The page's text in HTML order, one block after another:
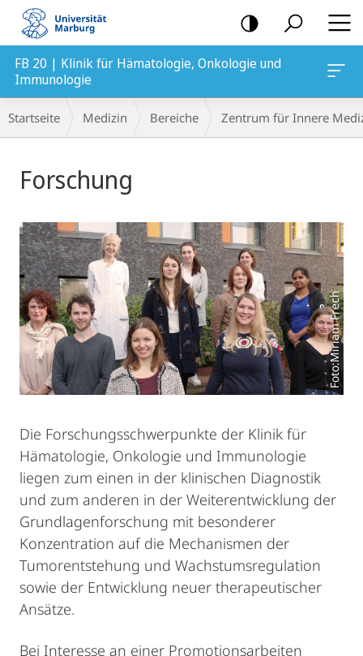
Mobile-
Navigation
FB 20 | Klinik für Hämatologie, Onkologie und
Immunologie
Breadcrumb-
Navigation
Startseite Medizin Bereiche Zentrum für Innere
Forschung
Foto:Miriam Frech
Die Forschungsschwerpunkte der Klinik für
Hämatologie, Onkologie und Immunologie
liegen zum einen in der klinischen Diagnostik
und zum anderen in der Weiterentwicklung der
Grundlagenforschung mit besonderer
Konzentration auf die Mechanismen der
Tumorentstehung und Wachstumsregulation
sowie der Entwicklung neuer therapeutischer
Ansätze.
Bei Interesse an einer Promotionsarbeiten